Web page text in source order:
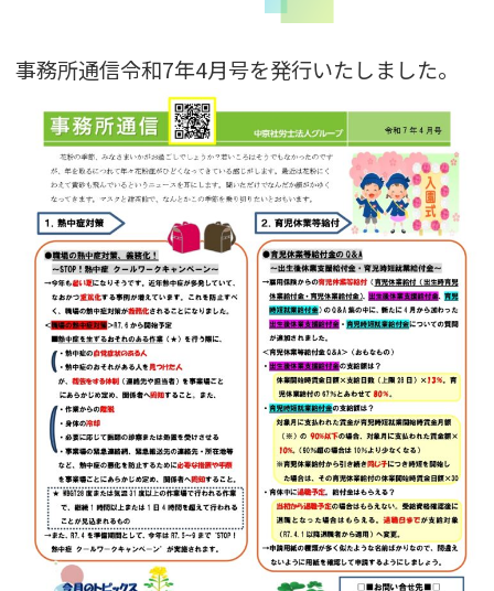
事務所通信令和7年4月号を発行いたしました。